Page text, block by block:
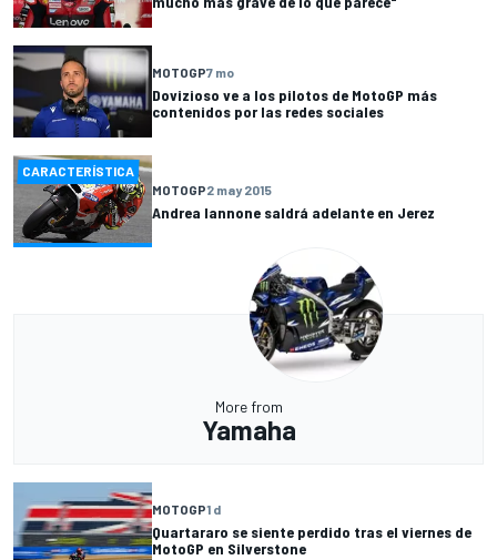
MOTOGP7 mo
Dovizioso ve a los pilotos de MotoGP más
contenidos por las redes sociales
CARACTERÍSTICA
MOTOGP2 may 2015
Andrea Iannone saldrá adelante en Jerez
More from
Yamaha
MOTOGP1 d
Quartararo se siente perdido tras el viernes de
MotoGP en Silverstone